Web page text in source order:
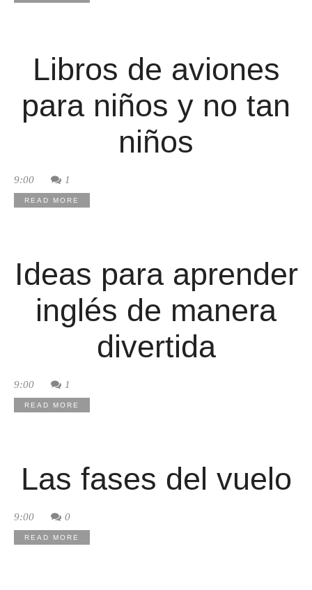
Libros de aviones
para niños y no tan
niños
9:00 1
READ MORE
Ideas para aprender
inglés de manera
divertida
9:00 1
READ MORE
Las fases del vuelo
9:00 0
READ MORE